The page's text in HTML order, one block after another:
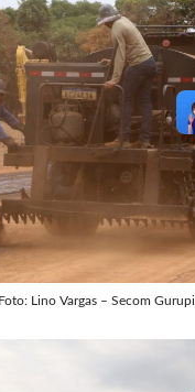
Foto: Lino Vargas – Secom Gurupi